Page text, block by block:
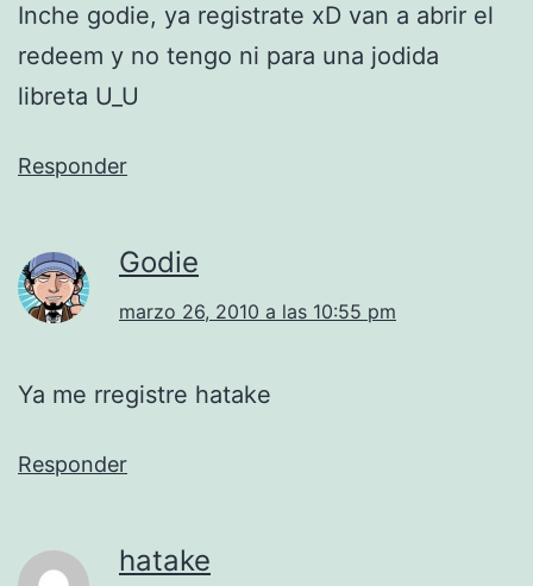
Inche godie, ya registrate xD van a abrir el
redeem y no tengo ni para una jodida
libreta U_U
Responder
Godie
marzo 26, 2010 a las 10:55 pm
Ya me rregistre hatake
Responder
hatake